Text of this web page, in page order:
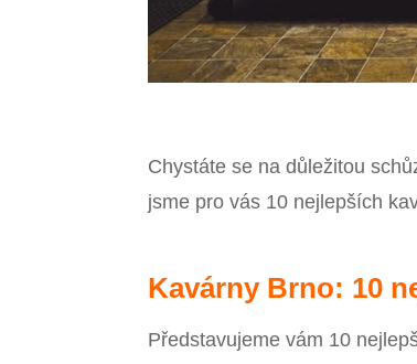
Chystáte se na důležitou
jsme pro vás 10 nejlepších
Kavárny Brno: 10
Představujeme vám 10